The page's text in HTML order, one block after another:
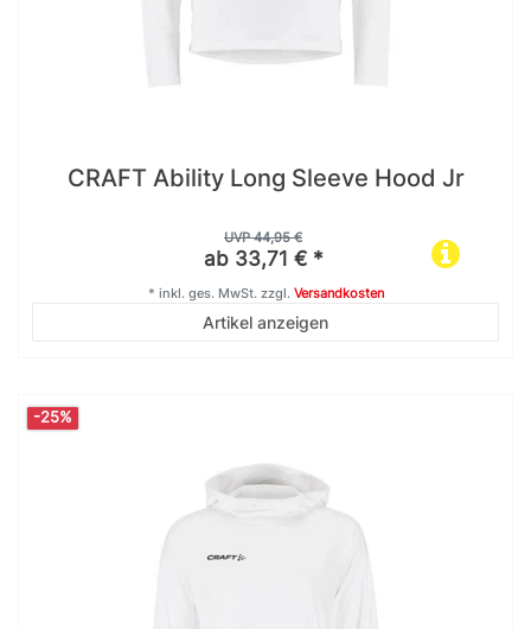
CRAFT Ability Long Sleeve Hood Jr
UVP 44,95 €
ab 33,71 € *
Artikel anzeigen
* inkl. ges. MwSt.zzgl. Versandkosten
-25%